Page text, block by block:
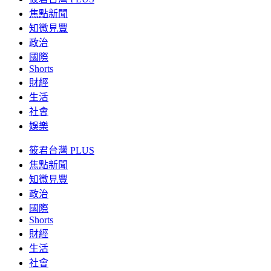
焦點新聞
知微見豐
政治
國際
Shorts
財經
生活
社會
娛樂
筱君台灣 PLUS
焦點新聞
知微見豐
政治
國際
Shorts
財經
生活
社會